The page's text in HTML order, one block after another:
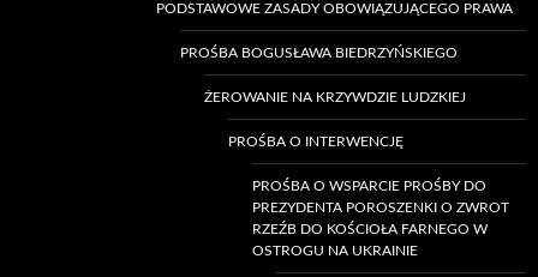
PODSTAWOWE ZASADY OBOWIĄZUJĄCEGO PRAWA
PROŚBA BOGUSŁAWA BIEDRZYŃSKIEGO
ŻEROWANIE NA KRZYWDZIE LUDZKIEJ
PROŚBA O INTERWENCJĘ
PROŚBA O WSPARCIE PROŚBY DO
PREZYDENTA POROSZENKI O ZWROT
RZEŹB DO KOŚCIOŁA FARNEGO W
OSTROGU NA UKRAINIE